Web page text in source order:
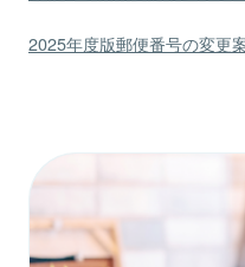
2025年度版郵便番号の変更